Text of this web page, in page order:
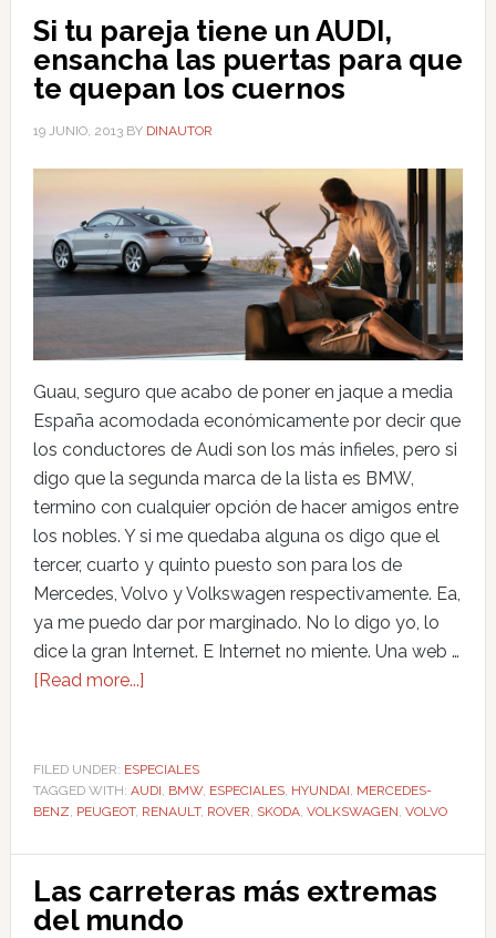
Si tu pareja tiene un AUDI,
ensancha las puertas para que
te quepan los cuernos
19 JUNIO, 2013BY DINAUTOR
Guau, seguro que acabo de poner en jaque a media
España acomodada económicamente por decir que
los conductores de Audi son los más infieles, pero si
digo que la segunda marca de la lista es BMW,
termino con cualquier opción de hacer amigos entre
los nobles. Y si me quedaba alguna os digo que el
tercer, cuarto y quinto puesto son para los de
Mercedes, Volvo y Volkswagen respectivamente. Ea,
ya me puedo dar por marginado. No lo digo yo, lo
dice la gran Internet. E Internet no miente. Una web …
[Read more...]
FILED UNDER: ESPECIALES
TAGGED WITH: AUDI BMW, ESPECIALES, HYUNDAI MERCEDES-
BENZ PEUGEOT, RENAULT, ROVER SKODA, VOLKSWAGEN VOLVO
Las carreteras más extremas
del mundo